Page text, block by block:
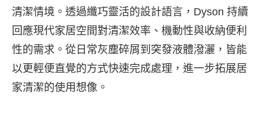
清潔情境。透過纖巧靈活的設計語言，Dyson 持續
回應現代家居空間對清潔效率、機動性與收納便利
性的需求。從日常灰塵碎屑到突發液體潑灑，皆能
以更輕便直覺的方式快速完成處理，進一步拓展居
家清潔的使用想像。